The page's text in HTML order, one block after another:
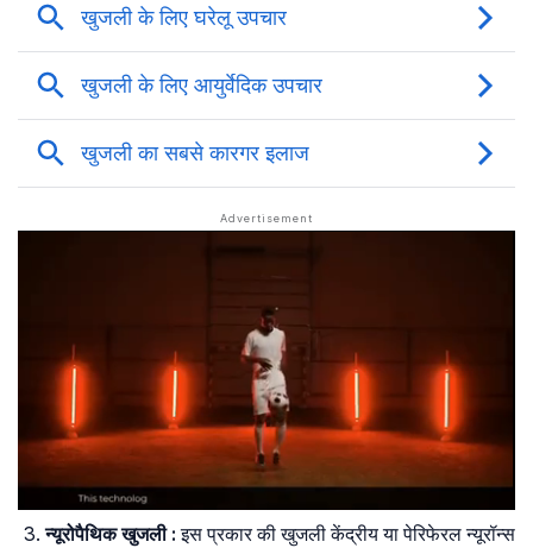
न्यूरोपैथिक खुजली: इस प्रकार की खुजली केंद्रीय या पेरिफेरल न्यूरॉन्स